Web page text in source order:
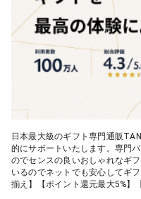
日本最大級のギフト専門通販
的にサポートいたします。専門
のでセンスの良いおしゃれなギ
いるのでネットでも安心してギ
揃え】【ポイント還元最大5%】